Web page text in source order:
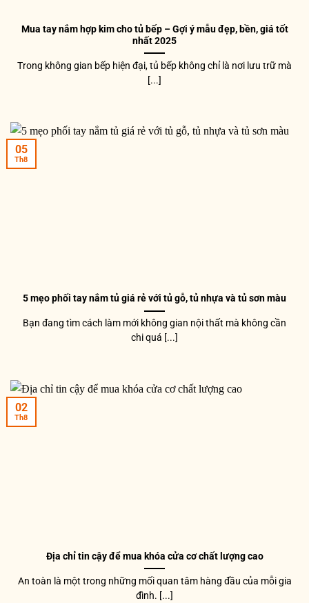
Mua tay nắm hợp kim cho tủ bếp – Gợi ý mẫu đẹp, bền, giá tốt
nhất 2025
Trong không gian bếp hiện đại, tủ bếp không chỉ là nơi lưu trữ mà
[...]
5 mẹo phối tay nắm tủ giá rẻ với tủ gỗ, tủ nhựa và tủ sơn màu
Bạn đang tìm cách làm mới không gian nội thất mà không cần
chi quá [...]
05
Th8
Địa chỉ tin cậy để mua khóa cửa cơ chất lượng cao
An toàn là một trong những mối quan tâm hàng đầu của mỗi gia
đình. [...]
02
Th8